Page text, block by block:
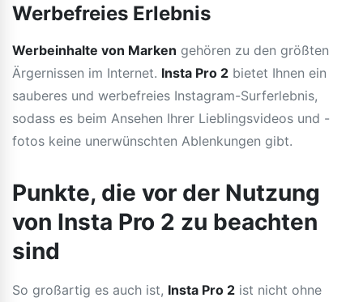
Werbefreies Erlebnis
Werbeinhalte von Marken gehören zu den größten
Ärgernissen im Internet. Insta Pro 2 bietet Ihnen ein
sauberes und werbefreies Instagram-Surferlebnis,
sodass es beim Ansehen Ihrer Lieblingsvideos und -
fotos keine unerwünschten Ablenkungen gibt.
Punkte, die vor der Nutzung
von Insta Pro 2 zu beachten
sind
So großartig es auch ist, Insta Pro 2 ist nicht ohne